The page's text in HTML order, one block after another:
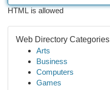
HTML is allowed
Web Directory Categories
Arts
Business
Computers
Games